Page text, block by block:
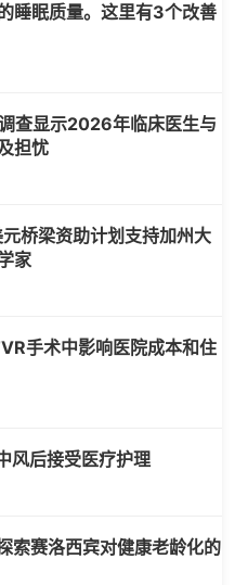
睡眠质量。这里有3个改善
显示2026年临床医生与
担忧
桥梁资助计划支持加州大
家
手术中影响医院成本和住
风后接受医疗护理
索赛洛西宾对健康老龄化的